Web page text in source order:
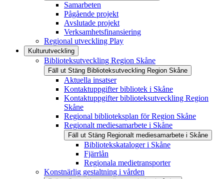
Samarbeten
Pågående projekt
Avslutade projekt
Verksamhetsfinansiering
Regional utveckling Play
Kulturutveckling
Biblioteksutveckling Region Skåne
Fäll ut Stäng Biblioteksutveckling Region Skåne
Aktuella insatser
Kontaktuppgifter bibliotek i Skåne
Kontaktuppgifter biblioteksutveckling Region
Skåne
Regional biblioteksplan för Region Skåne
Regionalt mediesamarbete i Skåne
Fäll ut Stäng Regionalt mediesamarbete i Skåne
Bibliotekskataloger i Skåne
Fjärrlån
Regionala medietransporter
Konstnärlig gestaltning i vården